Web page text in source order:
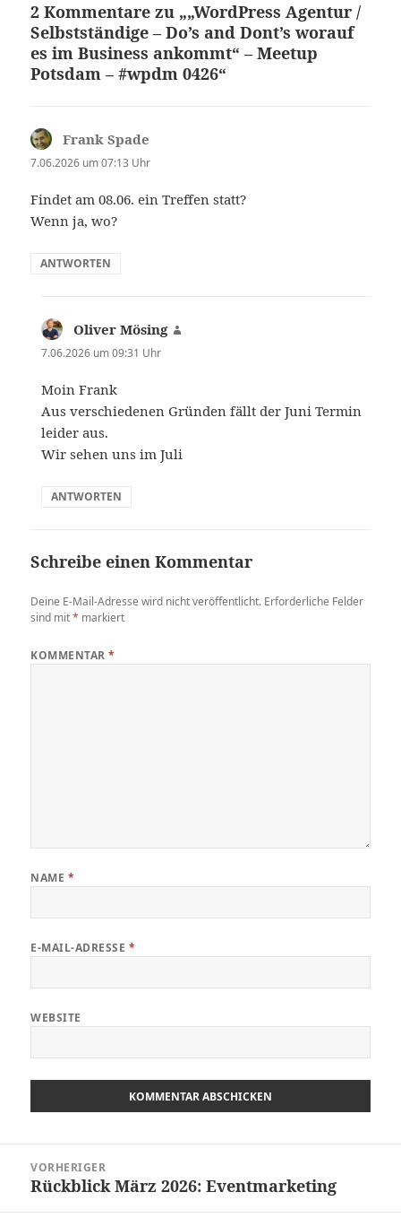
2 Kommentare zu „„WordPress Agentur /
Selbstständige – Do’s and Dont’s worauf
es im Business ankommt“ – Meetup
Potsdam – #wpdm 0426“
Frank Spade
7.06.2026 um 07:13 Uhr
Findet am 08.06. ein Treffen statt?
Wenn ja, wo?
ANTWORTEN
Oliver Mösing
7.06.2026 um 09:31 Uhr
Moin Frank
Aus verschiedenen Gründen fällt der Juni Termin
leider aus.
Wir sehen uns im Juli
ANTWORTEN
Schreibe einen Kommentar
Deine E-Mail-Adresse wird nicht veröffentlicht. Erforderliche Felder
sind mit* markiert
KOMMENTAR*
NAME *
E-MAIL-ADRESSE *
WEBSITE
VORHERIGER
Vorheriger
Rückblick März 2026: Eventmarketing